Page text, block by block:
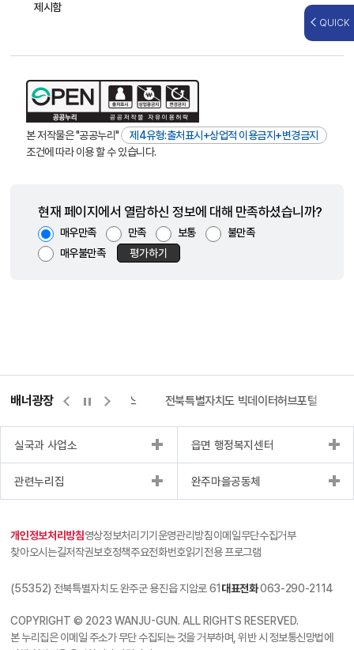
제시함
본 저작물은 "공공누리"
제4유형:출처표시+상업적 이용금지+변경금지
조건에 따라 이용 할 수 있습니다.
현재 페이지에서 열람하신 정보에 대해 만족하셨습니까?
매우만족 만족 보통
불만족
매우불만족
평가하기
QUICK
배너광장
량바로처리센터 위택스 전북특별자치도 빅데이터허브포털
실국과 사업소 읍면 행정복지센터
관련누리집 완주마을공동체
개인정보처리방침영상정보처리기기운영관리방침이메일무단수집거부
찾아오시는길저작권보호정책주요전화번호읽기전용 프로그램
(55352) 전북특별자치도 완주군 용진읍 지암로 61 대표전화063-290-2114
COPYRIGHT © 2023 WANJU-GUN. ALL RIGHTS RESERVED.
본 누리집은 이메일 주소가 무단 수집되는 것을 거부하며, 위반 시 정보통신망법에